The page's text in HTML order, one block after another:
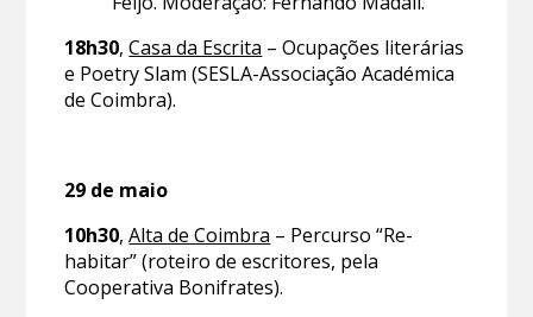
18h30,Casa da Escrita – Ocupações literárias
e Poetry Slam (SESLA-Associação Académica
de Coimbra).
29 de maio
10h30,Alta de Coimbra – Percurso “Re-
habitar” (roteiro de escritores, pela
Cooperativa Bonifrates).